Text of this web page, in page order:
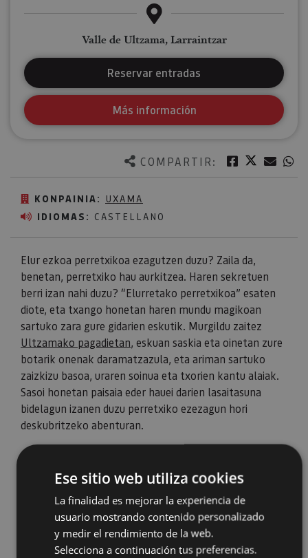
COMPARTIR: Facebook
Twitter
KONPAINIA: UXAMA
IDIOMAS: CASTELLANO
Elur ezkoa perretxikoa ezagutzen duzu? Zaila da,
benetan, perretxiko hau aurkitzea. Haren sekretuen
berri izan nahi duzu? “Elurretako perretxikoa” esaten
diote, eta txango honetan haren mundu magikoan
sartuko zara gure gidarien eskutik. Murgildu zaitez
Ultzamako pagadietan, eskuan saskia eta oinetan zure
botarik onenak daramatzazula, eta ariman sartuko
zaizkizu basoa, uraren soinua eta txorien kantu alaiak.
Sasoi honetan paisaia eder hauei darien lasaitasuna
bidelagun izanen duzu perretxiko ezezagun hori
deskubritzeko abenturan.
Valle de Ultzama, Larraintzar
Reservar entradas
Más información
Ese sitio web utiliza cookies
La finalidad es mejorar la experiencia de
usuario mostrando contenido personalizado
y medir el rendimiento de la web.
Selecciona a continuación tus preferencias.